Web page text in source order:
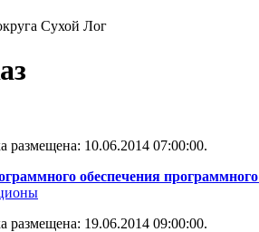
Сухой Лог
размещена: 10.06.2014 07:00:00.
обеспечения
размещена: 19.06.2014 09:00:00.